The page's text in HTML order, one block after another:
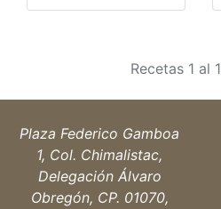
Recetas 1 al
Plaza Federico Gamboa
1, Col. Chimalistac,
Delegación Álvaro
Obregón, CP. 01070,